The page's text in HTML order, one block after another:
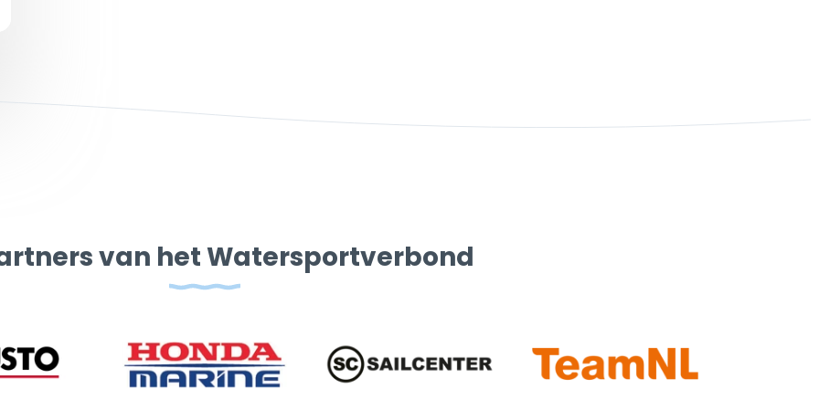
van het Watersportverbond